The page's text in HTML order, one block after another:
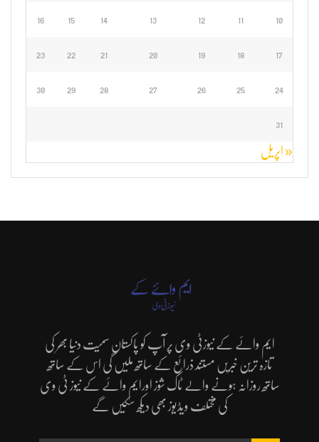
10
11
12
13
14
15
16
17
18
19
20
21
22
23
24
25
26
27
28
29
30
31
« اپریل
ایم وائے کے نیوزٹی وی پر آپ کو پاکستان سمیت دنیا بھر کی
تازہ ترین خبریں مستند ذرائع کے ساتھ ملیں گی اس کے ساتھ
ساتھ روزانہ ہونے والے ٹاک شوز اورایم وائے کے نیوز ٹی وی
کی مختلف ویڈیوز بھی دیکھ سکیں گے